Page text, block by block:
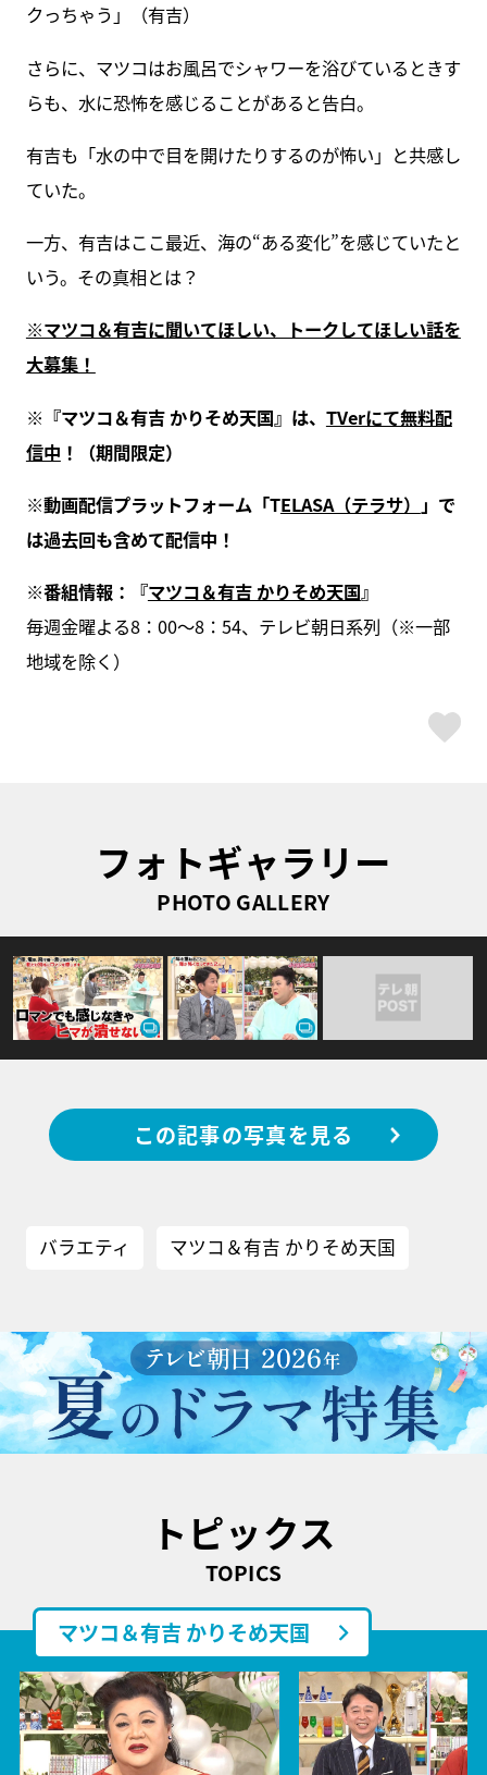
クっちゃう」（有吉）
さらに、マツコはお風呂でシャワーを浴びているときす
らも、水に恐怖を感じることがあると告白。
有吉も「水の中で目を開けたりするのが怖い」と共感し
ていた。
一方、有吉はここ最近、海の“ある変化”を感じていたと
いう。その真相とは？
※マツコ＆有吉に聞いてほしい、トークしてほしい話を
大募集！
※『マツコ＆有吉 かりそめ天国』は、 TVerにて無料配
信中 ！（期間限定）
※動画配信プラットフォーム「TELASA（テラサ） 」で
は過去回も含めて配信中！
※番組情報：『マツコ＆有吉 かりそめ天国』
毎週金曜よる8：00～8：54、テレビ朝日系列（※一部
地域を除く）
フォトギャラリー
PHOTO GALLERY
この記事の写真を見る
バラエティ マツコ＆有吉 かりそめ天国
トピックス
TOPICS
マツコ＆有吉 かりそめ天国